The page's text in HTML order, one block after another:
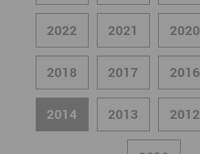
2022 2021 2020
2018 2017 2016
2014 2013 2012